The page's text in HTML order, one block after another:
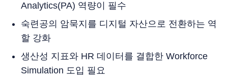
Analytics(PA) 역량이 필수
숙련공의 암묵지를 디지털 자산으로 전환하는 역
할 강화
생산성 지표와 HR 데이터를 결합한 Workforce
Simulation 도입 필요